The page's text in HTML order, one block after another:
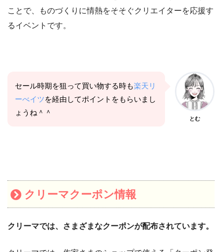
ことで、ものづくりに情熱をそそぐクリエイターを応援す
るイベントです。
セール時期を狙って買い物する時も楽天リ
ーべイツを経由してポイントをもらいまし
ょうね＾＾
とむ
クリーマクーポン情報
クリーマでは、さまざまなクーポンが配布されています。